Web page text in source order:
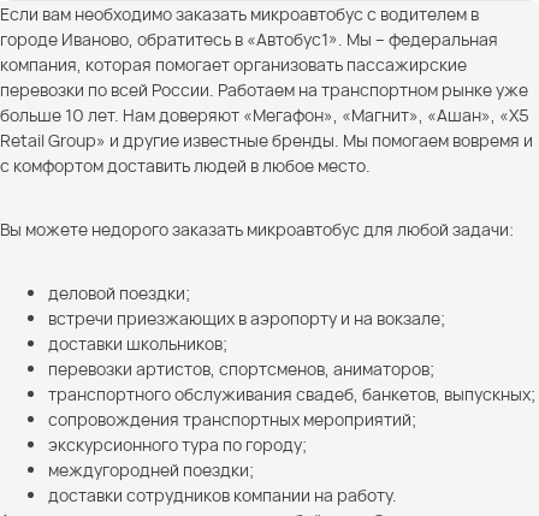
Если вам необходимо заказать микроавтобус с водителем в
городе Иваново, обратитесь в «Автобус1». Мы – федеральная
компания, которая помогает организовать пассажирские
перевозки по всей России. Работаем на транспортном рынке уже
больше 10 лет. Нам доверяют «Мегафон», «Магнит», «Ашан», «X5
Retail Group» и другие известные бренды. Мы помогаем вовремя и
с комфортом доставить людей в любое место.
Вы можете недорого заказать микроавтобус для любой задачи:
деловой поездки;
встречи приезжающих в аэропорту и на вокзале;
доставки школьников;
перевозки артистов, спортсменов, аниматоров;
транспортного обслуживания свадеб, банкетов, выпускных;
сопровождения транспортных мероприятий;
экскурсионного тура по городу;
междугородней поездки;
доставки сотрудников компании на работу.